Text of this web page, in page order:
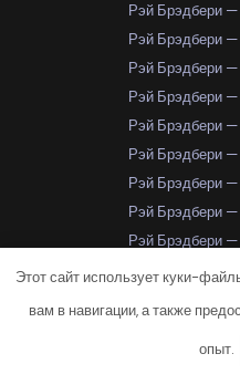
Рэй Брэдбери —
Рэй Брэдбери —
Рэй Брэдбери —
Рэй Брэдбери —
Рэй Брэдбери —
Рэй Брэдбери —
Рэй Брэдбери —
Рэй Брэдбери —
Рэй Брэдбери —
Рэй Брэдбери —
Рэй Брэдбери —
Рэй Брэдбери — 451° по
Этот сайт использует куки-
вам в навигации, а также
опыт.